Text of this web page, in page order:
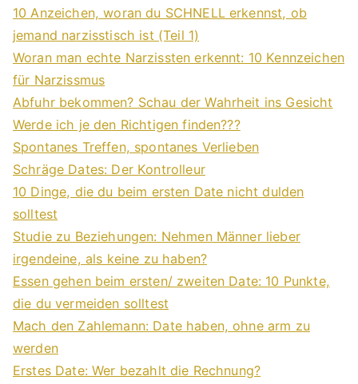
10 Anzeichen, woran du SCHNELL erkennst, ob
jemand narzisstisch ist (Teil 1)
Woran man echte Narzissten erkennt: 10 Kennzeichen
für Narzissmus
Abfuhr bekommen? Schau der Wahrheit ins Gesicht
Werde ich je den Richtigen finden???
Spontanes Treffen, spontanes Verlieben
Schräge Dates: Der Kontrolleur
10 Dinge, die du beim ersten Date nicht dulden
solltest
Studie zu Beziehungen: Nehmen Männer lieber
irgendeine, als keine zu haben?
Essen gehen beim ersten/ zweiten Date: 10 Punkte,
die du vermeiden solltest
Mach den Zahlemann: Date haben, ohne arm zu
werden
Erstes Date: Wer bezahlt die Rechnung?